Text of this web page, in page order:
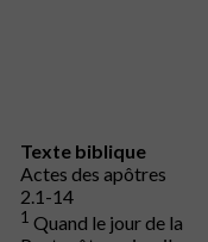
Texte biblique
Actes des apôtres
2.1-14
1 Quand le jour de la